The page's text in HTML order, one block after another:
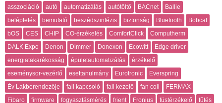
asszociáció
autó automatizálás autótöltő BACnet
Ballie
beléptetés
bemutató beszédszintézis biztonság Bluetooth
Bobcat
bOS
CES CHIP CO-érzékelés ComfortClick
Computherm
DALK Expo
Denon Dimmer Donexon Ecowitt
Edge driver
energiatakarékosság
épületautomatizálás
érzékelő
eseménysor-vezérlő
esettanulmány Eurotronic
Everspring
Év Lakberendezője
fali kapcsoló fali kezelő fan coil
FERMAX
Fibaro
firmware fogyasztásmérés frient Fronius füstérzékelő
fűtés